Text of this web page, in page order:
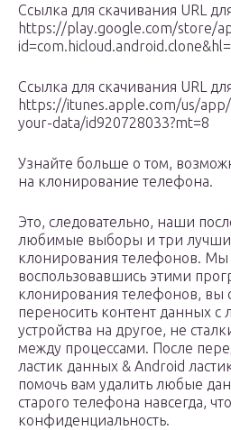
Ссылка для скачивания URL
https://play.google.com/store/
Ссылка для скачивания URL
https://itunes.apple.com/us/
your-data/id920728033?mt=8
Узнайте больше о том,
на клонирование телефона.
Это, следовательно, наши
любимые выборы и три
клонирования телефонов. Мы
воспользовавшись этими
клонирования телефонов, вы
переносить контент данных с
устройства на другое, не
между процессами. После
ластик данных & Android
помочь вам удалить любые
старого телефона навсегда,
конфиденциальность.